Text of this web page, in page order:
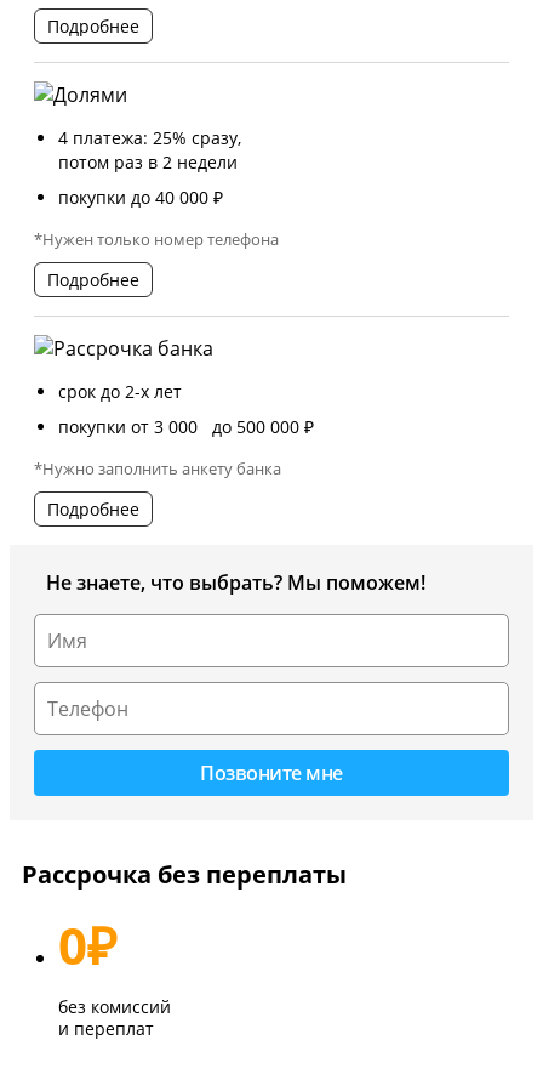
Подробнее
4 платежа: 25% сразу,
потом раз в 2 недели
покупки до 40 000 ₽
*Нужен только номер телефона
Подробнее
срок до 2-х лет
покупки от 3 000 до 500 000 ₽
*Нужно заполнить анкету банка
Подробнее
Не знаете, что выбрать? Мы поможем!
Рассрочка без переплаты
0₽
без комиссий
и переплат